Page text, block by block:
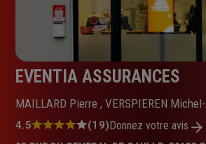
EVENTIA ASSURANCES
MAILLARD Pierre , VERSPIEREN
Note
4.5 (19)Donnez votre avis